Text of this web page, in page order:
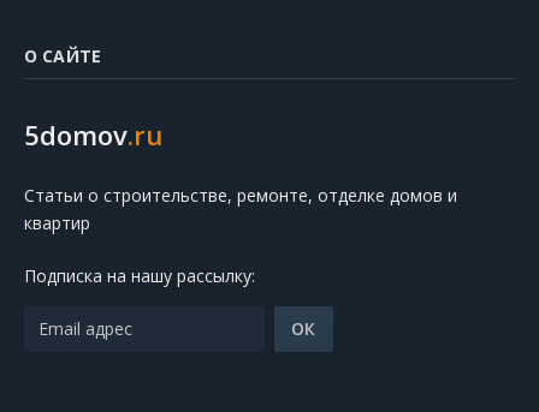
О САЙТЕ
5domov.ru
Статьи о строительстве, ремонте, отделке домов и
квартир
Подписка на нашу рассылку: